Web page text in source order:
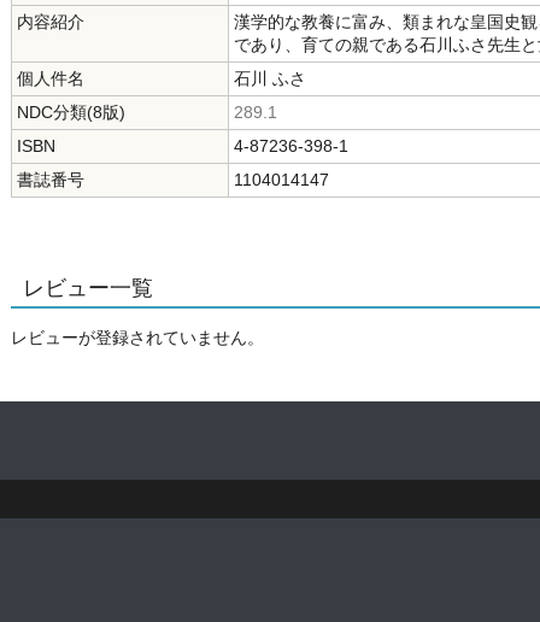
内容紹介
漢学的な教養に富み、類まれな皇国史
であり、育ての親である石川ふさ先生
個人件名
石川 ふさ
NDC分類(8版)
289.1
ISBN
4-87236-398-1
書誌番号
1104014147
レビュー一覧
レビューが登録されていません。